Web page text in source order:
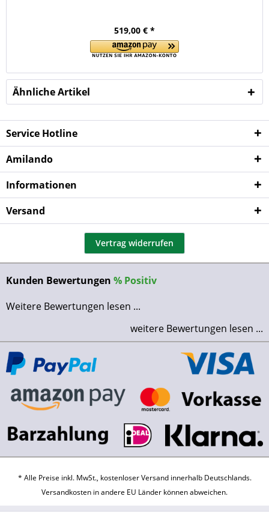
519,00 € *
Ähnliche Artikel
Service Hotline
Amilando
Informationen
Versand
Vertrag widerrufen
Kunden Bewertungen % Positiv
Weitere Bewertungen lesen ...
weitere Bewertungen lesen ...
* Alle Preise inkl. MwSt., kostenloser Versand innerhalb Deutschlands.
Versandkosten in andere EU Länder können abweichen.